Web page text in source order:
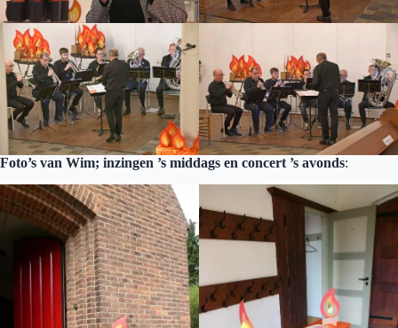
Foto’s van Wim; inzingen ’s middags en concert ’s avonds: